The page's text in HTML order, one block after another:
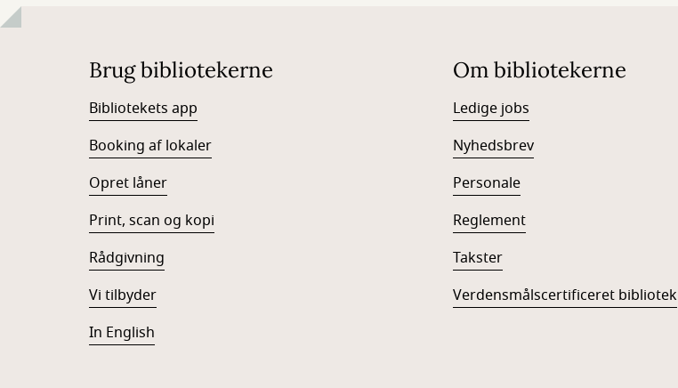
Brug bibliotekerne
Bibliotekets app
Booking af lokaler
Opret låner
Print, scan og kopi
Rådgivning
Vi tilbyder
In English
Om bibliotekerne
Ledige jobs
Nyhedsbrev
Personale
Reglement
Takster
Verdensmålscertificeret bibliotek